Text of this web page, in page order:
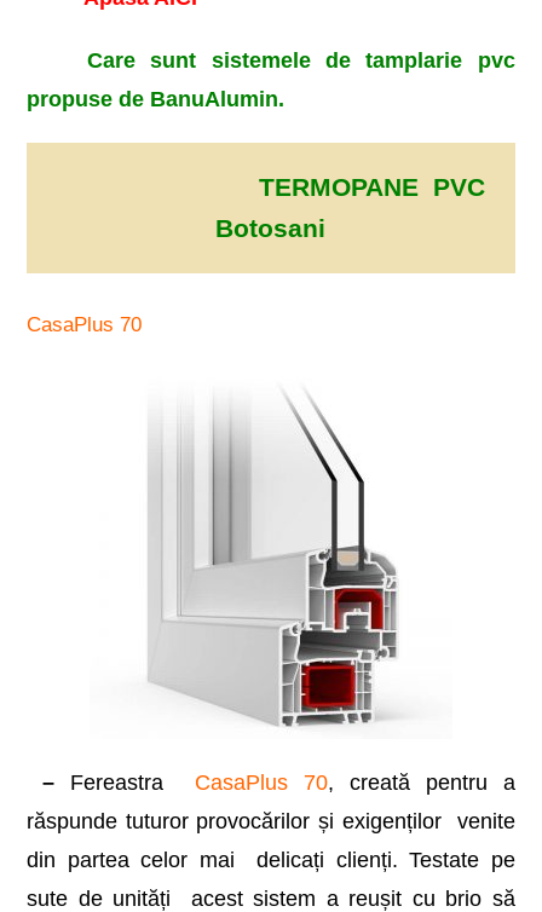
Care sunt sistemele de tamplarie pvc
propuse de BanuAlumin.
TERMOPANE PVC
Botosani
CasaPlus 70
– Fereastra CasaPlus 70, creată pentru a
răspunde tuturor provocărilor și exigenților venite
din partea celor mai delicați clienți. Testate pe
sute de unități acest sistem a reușit cu brio să